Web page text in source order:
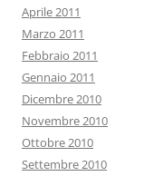
Aprile 2011
Marzo 2011
Febbraio 2011
Gennaio 2011
Dicembre 2010
Novembre 2010
Ottobre 2010
Settembre 2010